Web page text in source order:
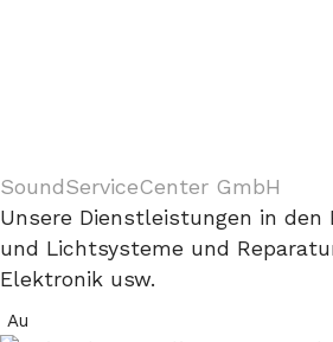
SoundServiceCenter GmbH
Unsere Dienstleistungen in den
und Lichtsysteme und
Elektronik usw.
Au